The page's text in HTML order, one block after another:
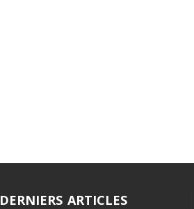
DERNIERS ARTICLES